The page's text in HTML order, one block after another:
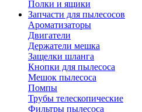
Полки и ящики
Запчасти для пылесосов
Ароматизаторы
Двигатели
Держатели мешка
Защелки шланга
Кнопки для пылесоса
Мешок пылесоса
Помпы
Трубы телескопические
Фильтры пылесоса